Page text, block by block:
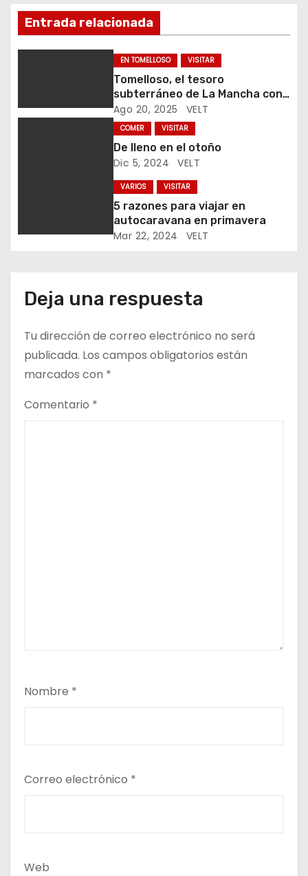
ó
n
e
a
s
Entrada relacionada
EN TOMELLOSO VISITAR
Tomelloso, el tesoro
subterráneo de La Mancha con
40 kilómetros de cuevas
Ago 20, 2025 VELT
COMER VISITAR
De lleno en el otoño
Dic 5, 2024 VELT
VARIOS VISITAR
5 razones para viajar en
autocaravana en primavera
Mar 22, 2024 VELT
Deja una respuesta
Tu dirección de correo electrónico no será
publicada. Los campos obligatorios están
marcados con *
Comentario *
Nombre *
Correo electrónico *
Web